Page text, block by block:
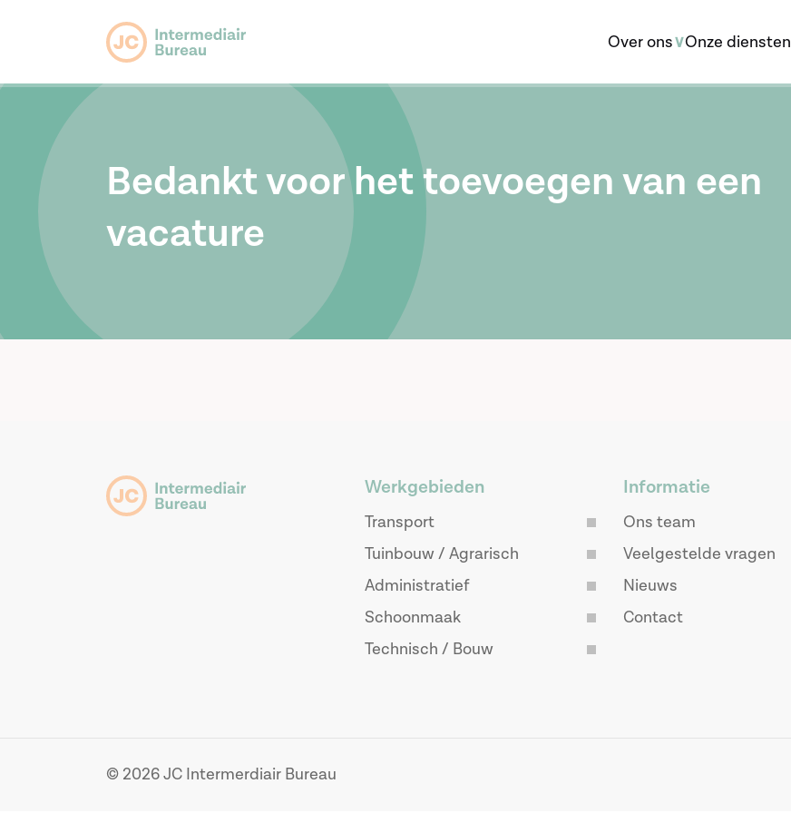
Over ons Onze diensten
Bedankt voor het toevoegen van een
vacature
Werkgebieden
Transport
Tuinbouw / Agrarisch
Administratief
Schoonmaak
Technisch / Bouw
Informatie
Ons team
Veelgestelde vragen
Nieuws
Contact
© 2026 JC Intermerdiair Bureau